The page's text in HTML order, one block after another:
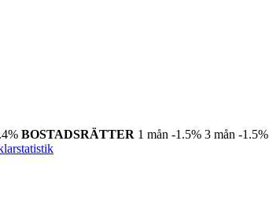
BOSTADSRÄTTER 1 mån -1.5% 3 mån -1.5%